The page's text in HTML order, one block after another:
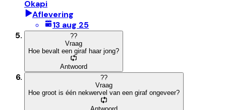
Okapi
Aflevering
13 aug 25
??
Vraag
Hoe bevalt een giraf haar jong?
Antwoord
??
Vraag
Hoe groot is één nekwervel van een giraf ongeveer?